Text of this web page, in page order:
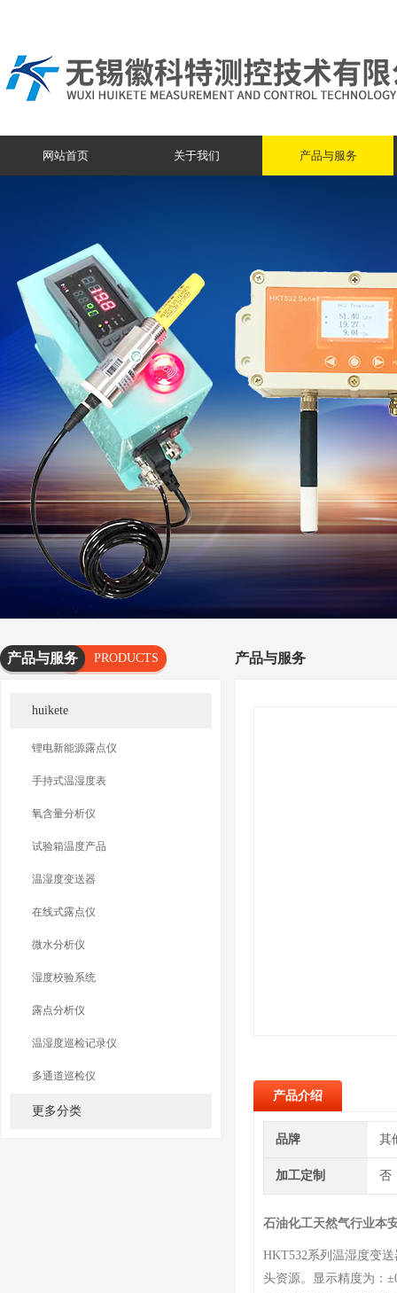
网站首页 关于我们 产品与服务
产品与服务
PRODUCTS
huikete
锂电新能源露点仪
手持式温湿度表
氧含量分析仪
试验箱温度产品
温湿度变送器
在线式露点仪
微水分析仪
湿度校验系统
露点分析仪
温湿度巡检记录仪
多通道巡检仪
更多分类
产品与服务
产品介绍
品牌 其
加工定制 否
石油化工天然气行业本
HKT532系列温湿度变
头资源。显示精度为：